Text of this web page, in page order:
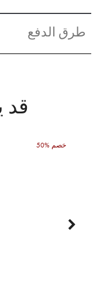
طرق الدفع
قد
50% خصم